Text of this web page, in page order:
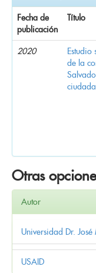
Fecha de
publicación
Título
2020
Estudio
de la
Otras
Autor
Universidad Dr.
USAID